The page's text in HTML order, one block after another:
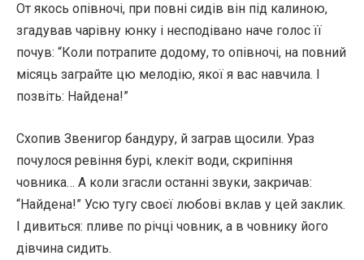
От якось опівночі, при повні сидів він під калиною,
згадував чарівну юнку і несподівано наче голос її
почув: “Коли потрапите додому, то опівночі, на повний
місяць заграйте цю мелодію, якої я вас навчила. І
позвіть: Найдена!”
Схопив Звенигор бандуру, й заграв щосили. Ураз
почулося ревіння бурі, клекіт води, скрипіння
човника… А коли згасли останні звуки, закричав:
“Найдена!” Усю тугу своєї любові вклав у цей заклик.
І дивиться: пливе по річці човник, а в човнику його
дівчина сидить.